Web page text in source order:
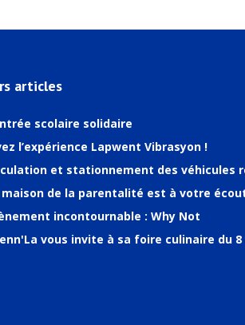
articles
scolaire solidaire
l’expérience Lapwent Vibrasyon !
et stationnement des véhicules
maison de la parentalité est à votre
incontournable : Why Not
vous invite à sa foire culinaire du 8